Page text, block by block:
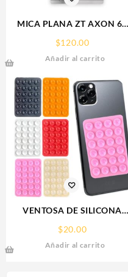
MICA PLANA ZT AXON 60
$120.00
Añadir al carrito
VENTOSA DE SILICONA
SOPORTE PARA CELULAR
$20.00
Añadir al carrito